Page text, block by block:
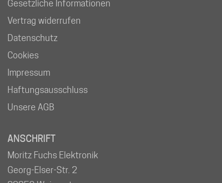
Gesetzliche Informationen
Vertrag widerrufen
Datenschutz
Cookies
Impressum
Haftungsausschluss
Unsere AGB
ANSCHRIFT
Moritz Fuchs Elektronik
Georg-Elser-Str. 2